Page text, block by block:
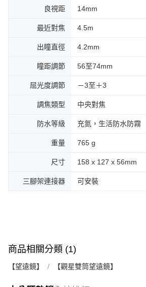
良視距 14mm
最近對焦 4.5m
出瞳直徑 4.2mm
瞳距調節 56至74mm
屈光度調節 －3至＋3
調焦類型 中央對焦
防水等級 充氮，生活防水防霧
重量 765 g
尺寸 158 x 127 x 56mm
三腳架連接器 可安裝
商品相關分類 (1)
【望遠鏡】 【觀星雙筒望遠鏡】